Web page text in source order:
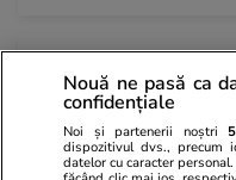
Bani și Afaceri
Benzina și
iulie. Cât costă
Iași, Cluj-Napoca,
Nouă ne pasă ca
confidențiale
Noi și partenerii noștri
dispozitivul dvs., precum
datelor cu caracter